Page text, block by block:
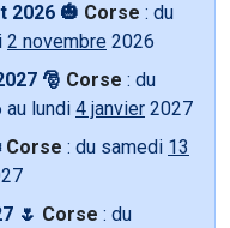
2026 🎃 Corse : du
2 novembre 2026
🎅 Corse : du
au lundi 4 janvier 2027
Corse : du samedi 13
🌷 Corse : du